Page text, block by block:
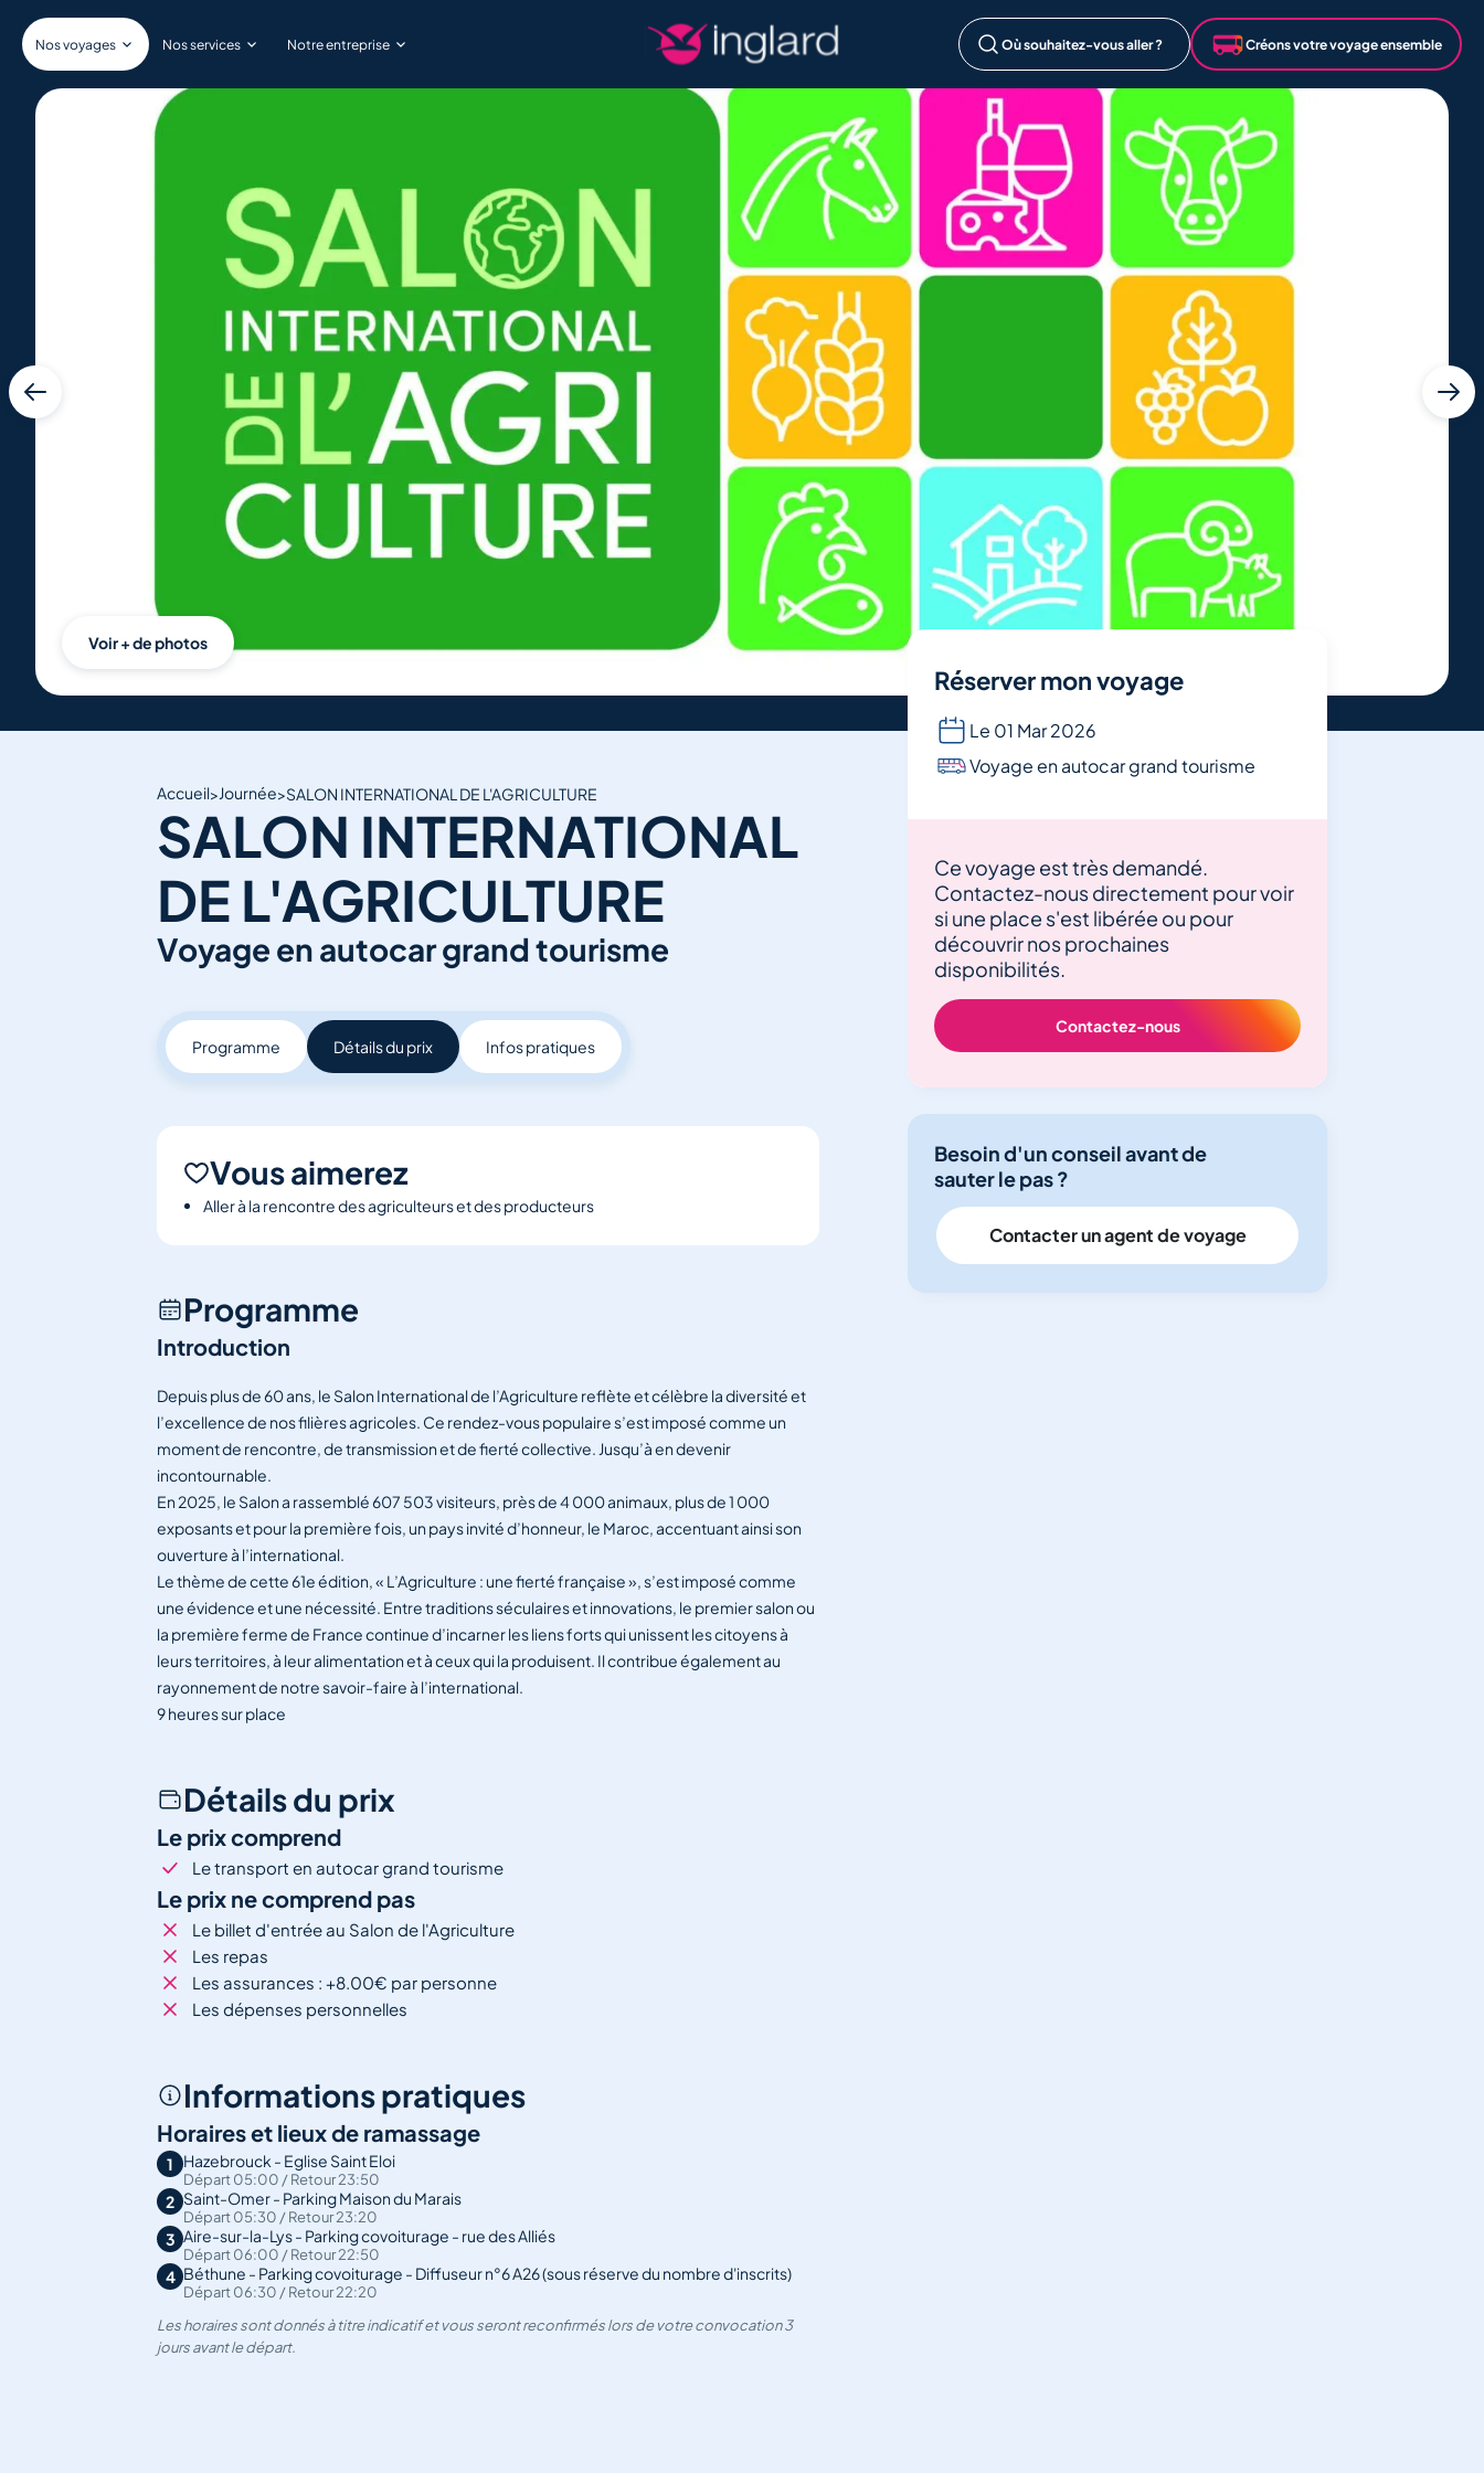
Nos voyages Nos services Notre entreprise Où souhaitez-vous aller ? Créons votre voyage ensemble
Voir + de photos
Accueil>Journée>SALON INTERNATIONAL DE L'AGRICULTURE
SALON INTERNATIONAL
DE L'AGRICULTURE
Voyage en autocar grand tourisme
Programme Détails du prix Infos pratiques
Vous aimerez
Aller à la rencontre des agriculteurs et des producteurs
Programme
Introduction
Depuis plus de 60 ans, le Salon International de l’Agriculture reflète et célèbre la diversité et
l’excellence de nos filières agricoles. Ce rendez-vous populaire s’est imposé comme un
moment de rencontre, de transmission et de fierté collective. Jusqu’à en devenir
incontournable.
En 2025, le Salon a rassemblé 607 503 visiteurs, près de 4 000 animaux, plus de 1 000
exposants et pour la première fois, un pays invité d’honneur, le Maroc, accentuant ainsi son
ouverture à l’international.
Le thème de cette 61e édition, « L’Agriculture : une fierté française », s’est imposé comme
une évidence et une nécessité. Entre traditions séculaires et innovations, le premier salon ou
la première ferme de France continue d’incarner les liens forts qui unissent les citoyens à
leurs territoires, à leur alimentation et à ceux qui la produisent. Il contribue également au
rayonnement de notre savoir-faire à l’international.
9 heures sur place
Détails du prix
Le prix comprend
Le transport en autocar grand tourisme
Le prix ne comprend pas
Le billet d'entrée au Salon de l'Agriculture
Les repas
Les assurances : +8.00€ par personne
Les dépenses personnelles
Informations pratiques
Horaires et lieux de ramassage
1 Hazebrouck - Eglise Saint Eloi
Départ 05:00 / Retour 23:50
2 Saint-Omer - Parking Maison du Marais
Départ 05:30 / Retour 23:20
3 Aire-sur-la-Lys - Parking covoiturage - rue des Alliés
Départ 06:00 / Retour 22:50
4 Béthune - Parking covoiturage - Diffuseur n°6 A26 (sous réserve du nombre d'inscrits)
Départ 06:30 / Retour 22:20
Les horaires sont donnés à titre indicatif et vous seront reconfirmés lors de votre convocation 3
jours avant le départ.
Réserver mon voyage
Le 01 Mar 2026
Voyage en autocar grand tourisme
Ce voyage est très demandé.
Contactez-nous directement pour voir
si une place s'est libérée ou pour
découvrir nos prochaines
disponibilités.
Contactez-nous
Besoin d'un conseil avant de
sauter le pas ?
Contacter un agent de voyage